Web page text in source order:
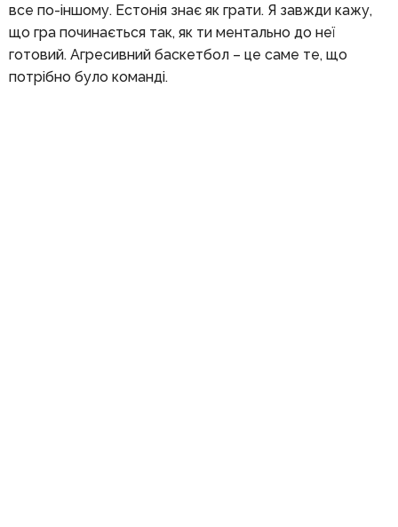
все по-іншому. Естонія знає як грати. Я завжди кажу,
що гра починається так, як ти ментально до неї
готовий. Агресивний баскетбол – це саме те, що
потрібно було команді.